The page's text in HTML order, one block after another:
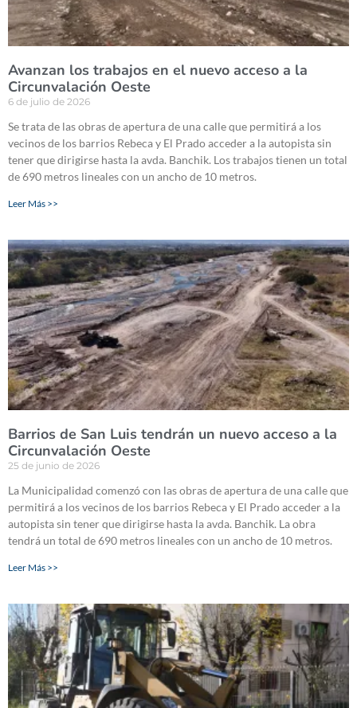
Avanzan los trabajos en el nuevo acceso a la
Circunvalación Oeste
6 de julio de 2026
Se trata de las obras de apertura de una calle que permitirá a los
vecinos de los barrios Rebeca y El Prado acceder a la autopista sin
tener que dirigirse hasta la avda. Banchik. Los trabajos tienen un total
de 690 metros lineales con un ancho de 10 metros.
Leer Más >>
Barrios de San Luis tendrán un nuevo acceso a la
Circunvalación Oeste
25 de junio de 2026
La Municipalidad comenzó con las obras de apertura de una calle que
permitirá a los vecinos de los barrios Rebeca y El Prado acceder a la
autopista sin tener que dirigirse hasta la avda. Banchik. La obra
tendrá un total de 690 metros lineales con un ancho de 10 metros.
Leer Más >>